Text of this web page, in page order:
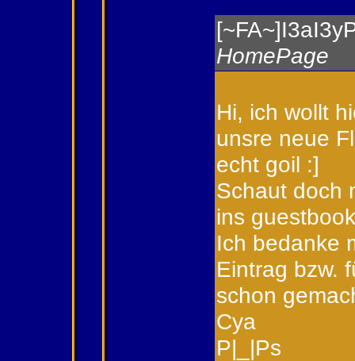
HomePage
Hi, ich wollt
unsre neue
echt goil :]
Schaut doch
ins
Ich bedanke
Eintrag bzw.
schon
Cya
P|_|Ps